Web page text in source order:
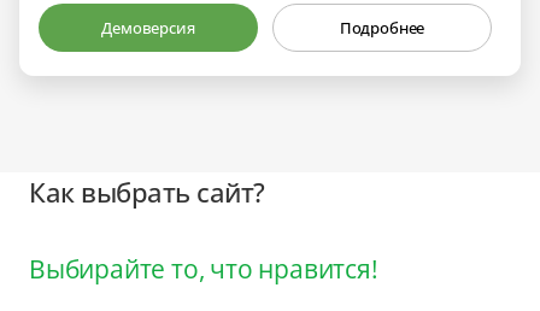
Демоверсия Подробнее
Как выбрать сайт?
Выбирайте то, что нравится!